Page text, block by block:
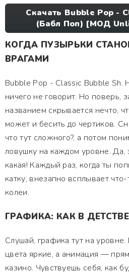
Скачать Bubble Pop -
(Бабл Поп) [МОД
КОГДА ПУЗЫРЬКИ
ВРАГАМИ
Bubble Pop - Classic Bubble Sh.
ничего не говорит. Но поверь,
названием скрывается нечто,
может и бесить до чертиков.
что тут сложного?, а потом
ловушку на каждом уровне. Да,
какая! Каждый раз, когда ты
катку, внезапно всплывает
колеи.
ГРАФИКА: КАК В
Слушай, графика тут на уровне.
цвета яркие, а анимация —
казино. Чувствуешь себя, как